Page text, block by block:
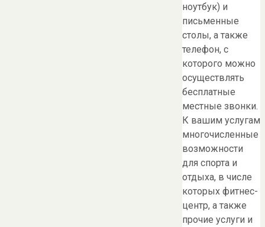
ноутбук) и
письменные
столы, а также
телефон, с
которого можно
осуществлять
бесплатные
местные звонки.
К вашим услугам
многочисленные
возможности
для спорта и
отдыха, в числе
которых фитнес-
центр, а также
прочие услуги и